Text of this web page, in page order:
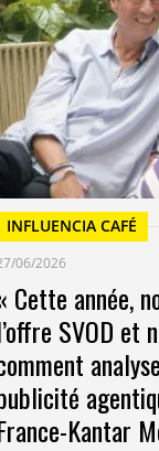
INFLUENCIA CAFÉ
06/2026
Cette année,
SVOD et
Kantar